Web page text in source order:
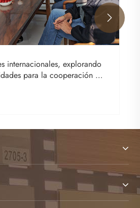
explorando
para la cooperación en
